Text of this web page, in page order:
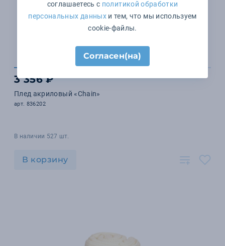
3 356 ₽
Плед акриловый «Chain»
арт. 836202
В наличии 527 шт.
В корзину
соглашаетесь с политикой обработки
персональных данныхи тем, что мы используем
cookie-файлы.
Согласен(на)